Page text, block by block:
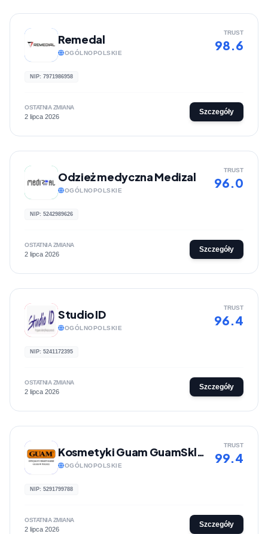
Remedal
OGÓLNOPOLSKIE
TRUST
98.6
NIP: 7971986958
OSTATNIA ZMIANA
2 lipca 2026
Szczegóły
Odzież medyczna Medizal
OGÓLNOPOLSKIE
TRUST
96.0
NIP: 5242989626
OSTATNIA ZMIANA
2 lipca 2026
Szczegóły
Studio ID
OGÓLNOPOLSKIE
TRUST
96.4
NIP: 5241172395
OSTATNIA ZMIANA
2 lipca 2026
Szczegóły
Kosmetyki Guam GuamSklep
OGÓLNOPOLSKIE
TRUST
99.4
NIP: 5291799788
OSTATNIA ZMIANA
2 lipca 2026
Szczegóły